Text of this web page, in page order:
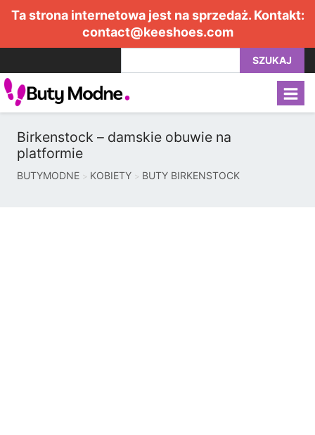
Ta strona internetowa jest na sprzedaż. Kontakt:
contact@keeshoes.com
SZUKAJ
Birkenstock – damskie obuwie na
platformie
BUTYMODNE KOBIETY BUTY BIRKENSTOCK